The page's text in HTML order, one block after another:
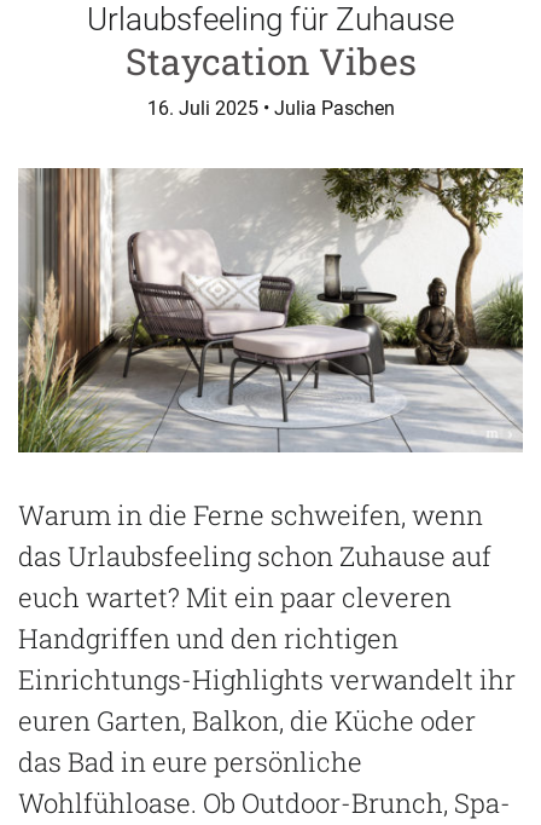
Urlaubsfeeling für Zuhause
Staycation Vibes
16. Juli 2025 • Julia Paschen
Warum in die Ferne schweifen, wenn
das Urlaubsfeeling schon Zuhause auf
euch wartet? Mit ein paar cleveren
Handgriffen und den richtigen
Einrichtungs-Highlights verwandelt ihr
euren Garten, Balkon, die Küche oder
das Bad in eure persönliche
Wohlfühloase. Ob Outdoor-Brunch, Spa-